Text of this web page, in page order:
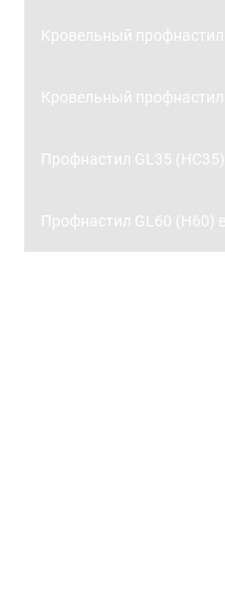
Кровельный профнастил
Кровельный профнастил
Профнастил GL35 (НС35)
Профнастил GL60 (Н60)